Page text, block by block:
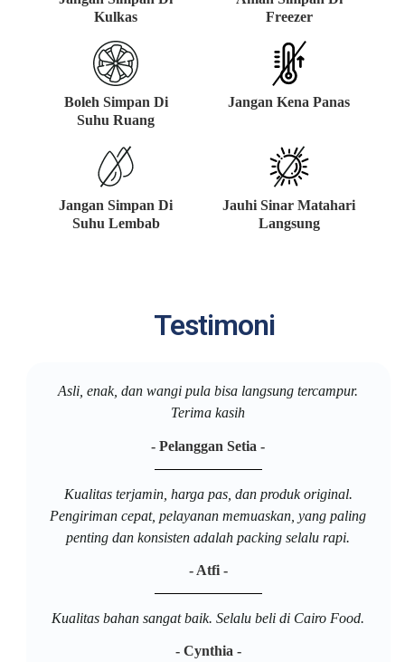
Kulkas
Freezer
Boleh Simpan Di
Suhu Ruang
Jangan Kena Panas
Jangan Simpan Di
Suhu Lembab
Jauhi Sinar Matahari
Langsung
Testimoni
Asli, enak, dan wangi pula bisa langsung tercampur.
Terima kasih
- Pelanggan Setia -
Kualitas terjamin, harga pas, dan produk original.
Pengiriman cepat, pelayanan memuaskan, yang paling
penting dan konsisten adalah packing selalu rapi.
- Atfi -
Kualitas bahan sangat baik. Selalu beli di Cairo Food.
- Cynthia -